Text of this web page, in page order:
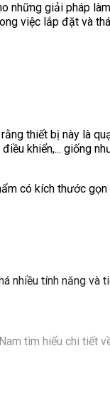
những giải pháp
việc lắp đặt và
thiết bị này là
khiển,... giống
có kích thước gọn
nhiều tính năng và
tìm hiểu chi tiết